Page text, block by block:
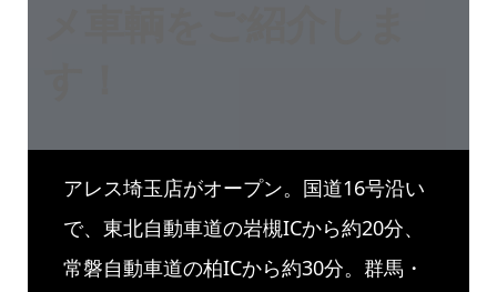
アレス埼玉店がオープン。国道16号沿い
で、東北自動車道の岩槻ICから約20分、
常磐自動車道の柏ICから約30分。群馬・